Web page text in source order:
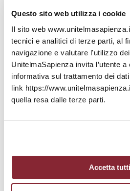
Questo sito web utilizza i cookie
Il sito web
tecnici e analitici di terze parti, al
navigazione e valutare l'utilizzo
UnitelmaSapienza invita l’utente
informativa sul trattamento dei
link https://
quella resa dalle terze parti.
Accetta tutti
conseguimento titolo
comunque non prima di 6
data di prima iscrizione al
inoltre, può concedere
completare il Master
massimo di ulteriori 12
proroga comporta il rinnovo
con pagamento
pari al 25% della tassa di
termine di proroga, e
tassa di iscrizione annuale
corrisposta.